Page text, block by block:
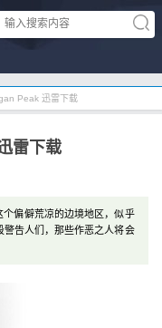
Peak 迅雷下载
雷下载
偏僻荒凉的边境地区，似乎
告人们，那些作恶之人将会